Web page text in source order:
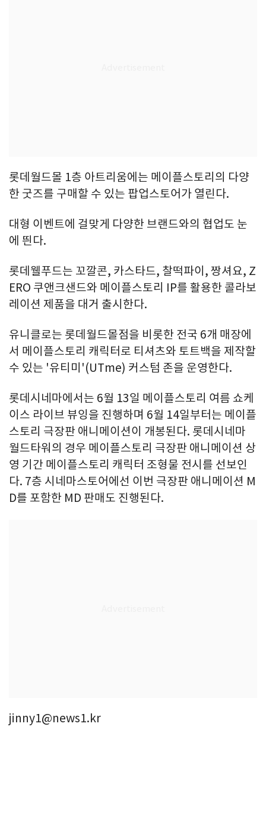
롯데월드몰 1층 아트리움에는 메이플스토리의 다양
한 굿즈를 구매할 수 있는 팝업스토어가 열린다.
대형 이벤트에 걸맞게 다양한 브랜드와의 협업도 눈
에 띈다.
롯데웰푸드는 꼬깔콘, 카스타드, 찰떡파이, 짱셔요, Z
ERO 쿠앤크샌드와 메이플스토리 IP를 활용한 콜라보
레이션 제품을 대거 출시한다.
유니클로는 롯데월드몰점을 비롯한 전국 6개 매장에
서 메이플스토리 캐릭터로 티셔츠와 토트백을 제작할
수 있는 '유티미'(UTme) 커스텀 존을 운영한다.
롯데시네마에서는 6월 13일 메이플스토리 여름 쇼케
이스 라이브 뷰잉을 진행하며 6월 14일부터는 메이플
스토리 극장판 애니메이션이 개봉된다. 롯데시네마
월드타워의 경우 메이플스토리 극장판 애니메이션 상
영 기간 메이플스토리 캐릭터 조형물 전시를 선보인
다. 7층 시네마스토어에선 이번 극장판 애니메이션 M
D를 포함한 MD 판매도 진행된다.
jinny1@news1.kr